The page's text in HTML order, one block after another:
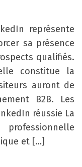
représente
sa présence
qualifiés.
constitue la
auront de
B2B. Les
réussie La
et […]